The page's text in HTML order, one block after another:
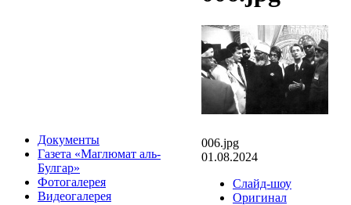
Документы
Газета «Маглюмат аль-
Булгар»
Фотогалерея
Видеогалерея
006.jpg
01.08.2024
Слайд-шоу
Оригинал